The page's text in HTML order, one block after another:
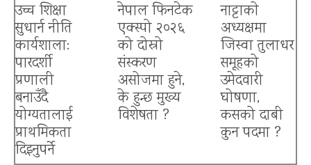
उच्च शिक्षा
सुधार्न नीति
कार्यशाला:
पारदर्शी
प्रणाली
बनाउँदै
योग्यतालाई
प्राथमिकता
दिइनुपर्ने
नेपाल फिनटेक
एक्स्पो २०२६
को दोस्रो
संस्करण
असोजमा हुने,
के हुन्छ मुख्य
विशेषता ?
नाट्टाकाे
अध्यक्षमा
जिस्वा तुलाधर
समूहको
उमेदवारी
घोषणा,
कसको दाबी
कुन पदमा ?